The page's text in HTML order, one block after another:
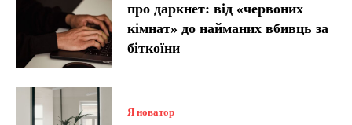
про даркнет: від «червоних
кімнат» до найманих вбивць за
біткоїни
Я новатор